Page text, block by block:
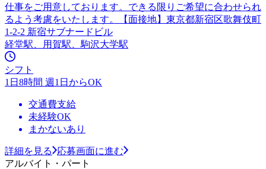
仕事をご用意しております。できる限りご希望に合わせられ
るよう考慮をいたします。【面接地】東京都新宿区歌舞伎町
1-2-2 新宿サブナードビル
経堂駅、用賀駅、駒沢大学駅
シフト
1日8時間 週1日からOK
交通費支給
未経験OK
まかないあり
詳細を見る
応募画面に進む
アルバイト・パート